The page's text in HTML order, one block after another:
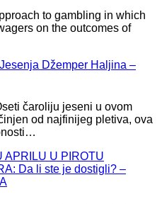
to gambling in which
on the outcomes of
Džemper Haljina –
čaroliju jeseni u ovom
od najfinijeg pletiva, ova
APRILU U PIROTU
Da li ste je dostigli? –